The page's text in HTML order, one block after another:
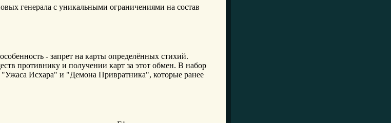
генерала с уникальными ограничениями на состав
- запрет на карты определённых стихий.
противнику и получении карт за этот обмен. В набор
Исхара" и "Демона Привратника", которые ранее